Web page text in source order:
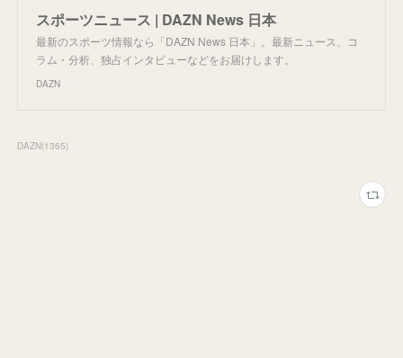
スポーツニュース | DAZN News 日本
最新のスポーツ情報なら「DAZN News 日本」。最新ニュース、コ
ラム・分析、独占インタビューなどをお届けします。
DAZN
DAZN(1365)